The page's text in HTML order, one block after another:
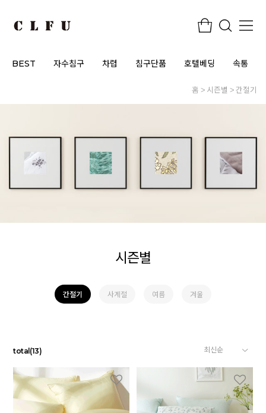
BEST 자수침구 차렵 침구단품 호텔베딩 속통
홈 시즌별 간절기
시즌별
간절기 사계절 여름 겨울
total (13)